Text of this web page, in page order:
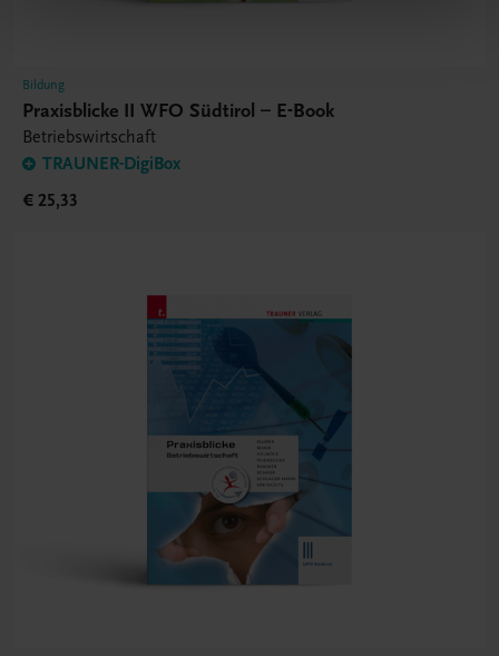
Bildung
Praxisblicke II WFO Südtirol – E-Book
Betriebswirtschaft
TRAUNER-DigiBox
€ 25,33